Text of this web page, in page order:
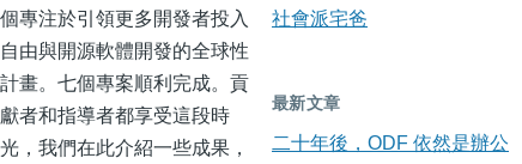
個專注於引領更多開發者投入
自由與開源軟體開發的全球性
計畫。七個專案順利完成。貢
獻者和指導者都享受這段時
光，我們在此介紹一些成果，
社會派宅爸
最新文章
二十年後，ODF 依然是辦公